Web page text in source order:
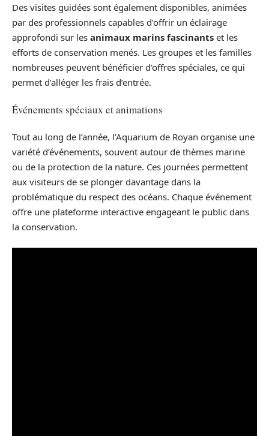
Des visites guidées sont également disponibles, animées
par des professionnels capables d’offrir un éclairage
approfondi sur les animaux marins fascinants et les
efforts de conservation menés. Les groupes et les familles
nombreuses peuvent bénéficier d’offres spéciales, ce qui
permet d’alléger les frais d’entrée.
Événements spéciaux et animations
Tout au long de l’année, l’Aquarium de Royan organise une
variété d’événements, souvent autour de thèmes marine
ou de la protection de la nature. Ces journées permettent
aux visiteurs de se plonger davantage dans la
problématique du respect des océans. Chaque événement
offre une plateforme interactive engageant le public dans
la conservation.